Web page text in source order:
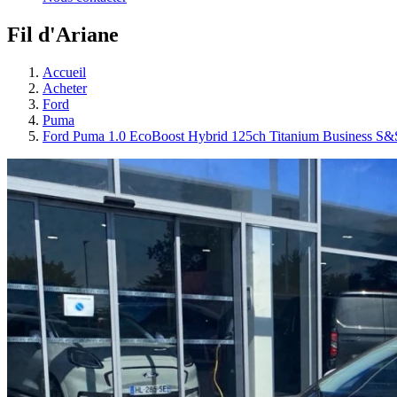
Fil d'Ariane
Accueil
Acheter
Ford
Puma
Ford Puma 1.0 EcoBoost Hybrid 125ch Titanium Business